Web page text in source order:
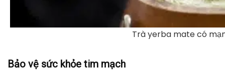
Trà yerba mate có
Bảo vệ sức khỏe tim mạch